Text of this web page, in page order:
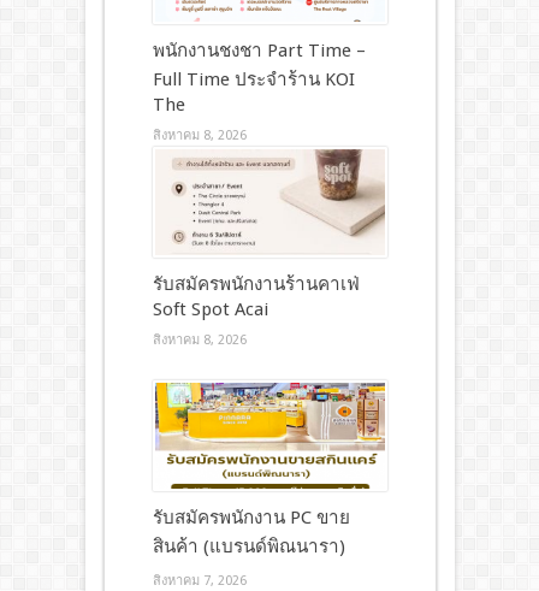
พนักงานชงชา Part Time –
Full Time ประจำร้าน KOI
The
สิงหาคม 8, 2026
รับสมัครพนักงานร้านคาเฟ่
Soft Spot Acai
สิงหาคม 8, 2026
รับสมัครพนักงาน PC ขาย
สินค้า (แบรนด์พิณนารา)
สิงหาคม 7, 2026